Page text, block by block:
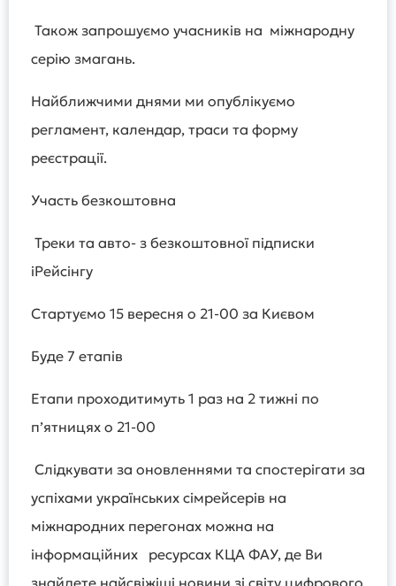
Також запрошуємо учасників на міжнародну
серію змагань.
Найближчими днями ми опублікуємо
регламент, календар, траси та форму
реєстрації.
Участь безкоштовна
Треки та авто- з безкоштовної підписки
іРейсінгу
Стартуємо 15 вересня о 21-00 за Києвом
Буде 7 етапів
Етапи проходитимуть 1 раз на 2 тижні по
п’ятницях о 21-00
Слідкувати за оновленнями та спостерігати за
успіхами українських сімрейсерів на
міжнародних перегонах можна на
інформаційних ресурсах КЦА ФАУ, де Ви